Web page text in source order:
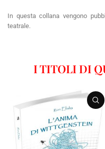
In questa collana vengono
teatrale.
I TITOLI DI